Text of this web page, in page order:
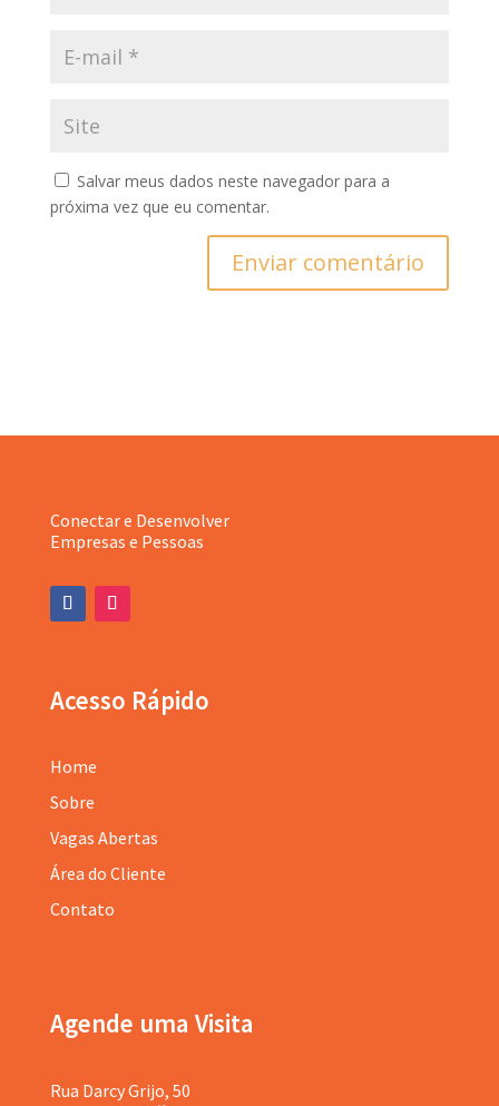
Salvar meus dados neste navegador para a
próxima vez que eu comentar.
Enviar comentário
Conectar e Desenvolver
Empresas e Pessoas
Acesso Rápido
Home
Sobre
Vagas Abertas
Área do Cliente
Contato
Agende uma Visita
Rua Darcy Grijo, 50